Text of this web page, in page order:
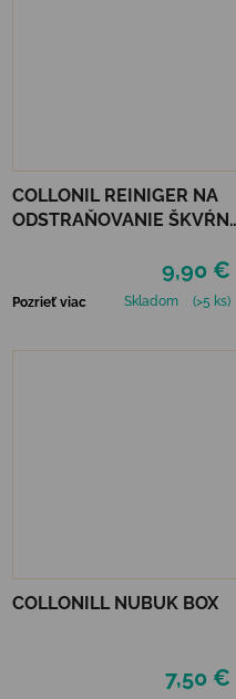
COLLONIL REINIGER NA
ODSTRAŇOVANIE ŠKVŔN
9,90 €
Pozrieť viac Skladom (>5 ks)
COLLONILL NUBUK BOX
7,50 €